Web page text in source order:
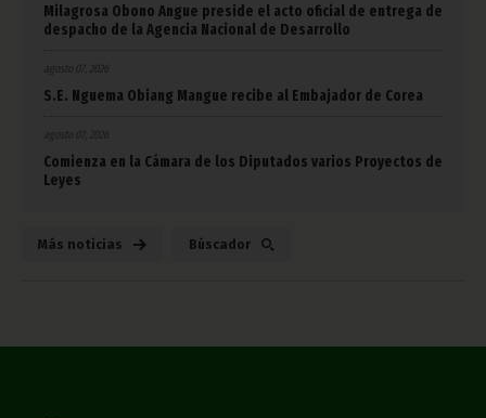
Milagrosa Obono Angue preside el acto oficial de entrega de
despacho de la Agencia Nacional de Desarrollo
agosto 07, 2026
S.E. Nguema Obiang Mangue recibe al Embajador de Corea
agosto 07, 2026
Comienza en la Cámara de los Diputados varios Proyectos de
Leyes
Más noticias Búscador